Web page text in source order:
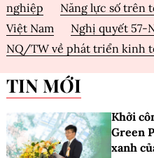
nghiệp
Năng lực số trên
Việt Nam
Nghị quyết 57-
NQ/TW về phát triển kinh
TIN MỚI
Khởi
Green
xanh